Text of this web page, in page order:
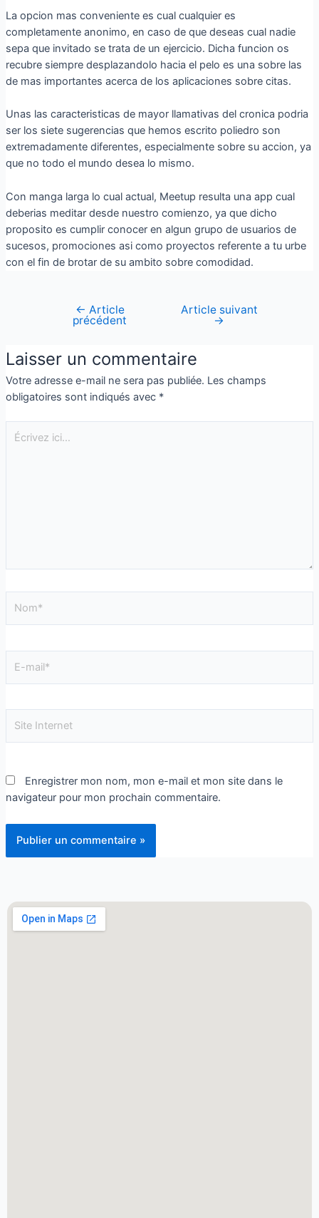
La opcion mas conveniente es cual cualquier es
completamente anonimo, en caso de que deseas cual nadie
sepa que invitado se trata de un ejercicio. Dicha funcion os
recubre siempre desplazandolo hacia el pelo es una sobre las
de mas importantes acerca de los aplicaciones sobre citas.
Unas las caracteristicas de mayor llamativas del cronica podri­a
ser los siete sugerencias que hemos escrito poliedro son
extremadamente diferentes, especialmente sobre su accion, ya
que no todo el mundo desea lo mismo.
Con manga larga lo cual actual, Meetup resulta una app cual
deberias meditar desde nuestro comienzo, ya que dicho
proposito es cumplir conocer en algun grupo de usuarios de
sucesos, promociones asi­ como proyectos referente a tu urbe
con el fin de brotar de su ambito sobre comodidad.
← Article
précédent
Article suivant
→
Laisser un commentaire
Votre adresse e-mail ne sera pas publiée. Les champs
obligatoires sont indiqués avec *
Enregistrer mon nom, mon e-mail et mon site dans le
navigateur pour mon prochain commentaire.